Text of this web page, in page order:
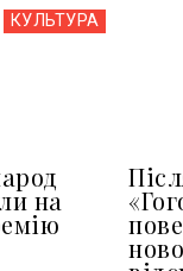
КУЛЬТУРА
на